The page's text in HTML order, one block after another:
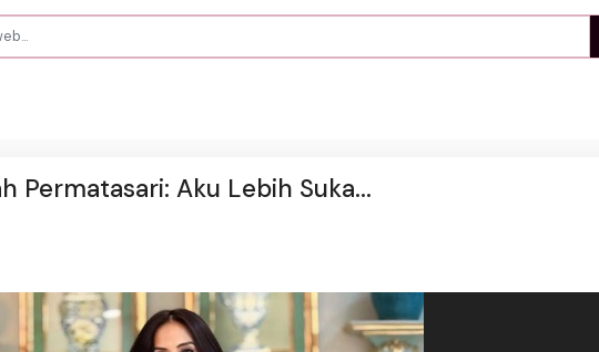
Permatasari: Aku Lebih Suka...